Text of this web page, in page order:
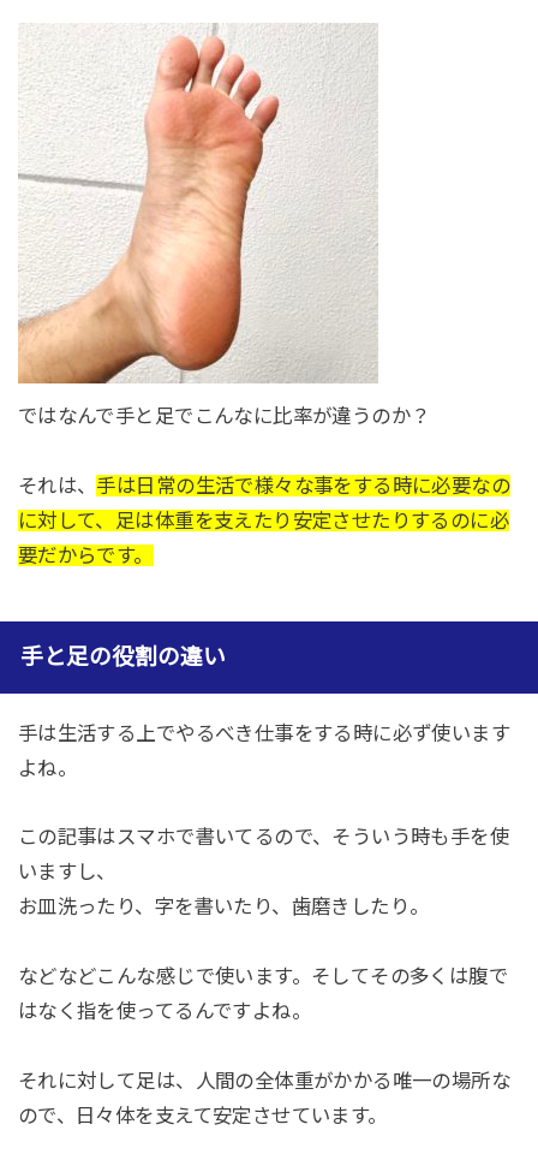
ではなんで手と足でこんなに比率が違うのか？
それは、 手は日常の生活で様々な事をする時に必要なの
に対して、足は体重を支えたり安定させたりするのに必
要だからです。
手と足の役割の違い
手は生活する上でやるべき仕事をする時に必ず使います
よね。
この記事はスマホで書いてるので、そういう時も手を使
いますし、
お皿洗ったり、字を書いたり、歯磨きしたり。
などなどこんな感じで使います。そしてその多くは腹で
はなく指を使ってるんですよね。
それに対して足は、人間の全体重がかかる唯一の場所な
ので、日々体を支えて安定させています。